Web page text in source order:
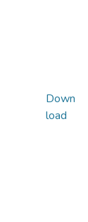
Down
load